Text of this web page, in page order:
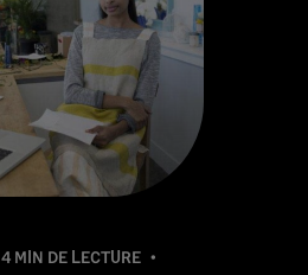
4 MIN DE LECTURE